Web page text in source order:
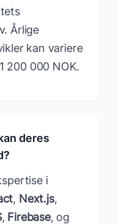
Årlige
kan variere
200 000 NOK.
deres
i
, Next.js,
, Firebase, og